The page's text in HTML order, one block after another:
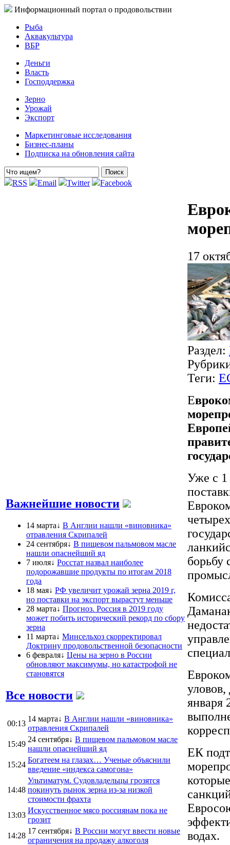
Информационный портал о продовольствии
Рыба
Аквакультура
ВБР
Деньги
Власть
Господдержка
Зерно
Урожай
Экспорт
Маркетинговые исследования
Бизнес-планы
Подписка на обновления сайта
RSS Email Twitter Facebook
Важнейшие новости
14 марта↓ В Англии нашли «виновника»
отравления Скрипалей
24 сентября↓ В пищевом пальмовом масле
нашли опаснейший яд
7 июля↓ Росстат назвал наиболее
подорожавшие продукты по итогам 2018
года
18 мая↓ РФ увеличит урожай зерна 2019 г,
но поставки на экспорт вырастут меньше
28 марта↓ Прогноз. Россия в 2019 году
может побить исторический рекорд по сбору
зерна
11 марта↓ Минсельхоз скорректировал
Доктрину продовольственной безопасности
6 февраля↓ Цены на зерно в России
обновляют максимумы, но катастрофой не
становятся
Все новости
00:13
14 марта↓ В Англии нашли «виновника»
отравления Скрипалей
15:49
24 сентября↓ В пищевом пальмовом масле
нашли опаснейший яд
15:24
Богатеем на глазах… Ученые объяснили
введение «индекса самогона»
14:48
Ультиматум. Судовладельцы грозятся
покинуть рынок зерна из-за низкой
стоимости фрахта
13:03
Искусственное мясо россиянам пока не
грозит
14:28
17 сентября↓ В России могут ввести новые
ограничения на продажу алкоголя
17
Раздел:
Теги:
Е
Уже с 1
борьбу
января
ЕК
водах.